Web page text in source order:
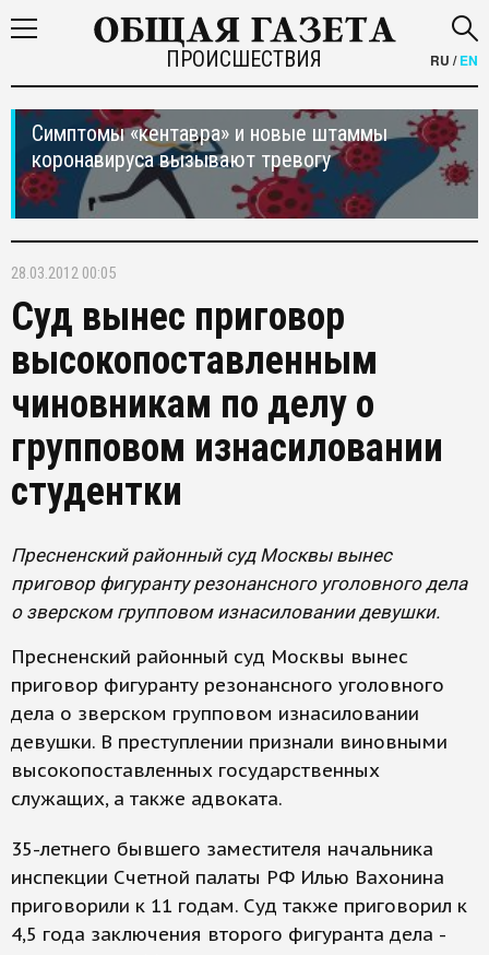
ПРОИСШЕСТВИЯ RU /EN
Симптомы «кентавра» и новые штаммы
коронавируса вызывают тревогу
28.03.2012 00:05
Суд вынес приговор
высокопоставленным
чиновникам по делу о
групповом изнасиловании
студентки
Пресненский районный суд Москвы вынес
приговор фигуранту резонансного уголовного дела
о зверском групповом изнасиловании девушки.
Пресненский районный суд Москвы вынес
приговор фигуранту резонансного уголовного
дела о зверском групповом изнасиловании
девушки. В преступлении признали виновными
высокопоставленных государственных
служащих, а также адвоката.
35-летнего бывшего заместителя начальника
инспекции Счетной палаты РФ Илью Вахонина
приговорили к 11 годам. Суд также приговорил к
4,5 года заключения второго фигуранта дела -